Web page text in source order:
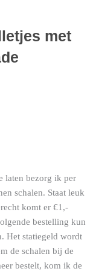
met
laten bezorg ik per
schalen. Staat leuk
komt er €1,-
bestelling kun
Het statiegeld wordt
de schalen bij de
bestelt, kom ik de